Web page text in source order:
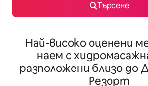
Търсене
Най-високо оценени
наем с
разположени близо до
Резорт